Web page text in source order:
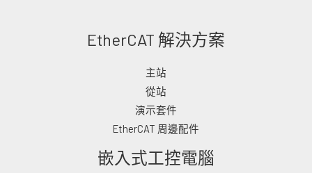
EtherCAT 解決方案
主站
從站
演示套件
EtherCAT 周邊配件
嵌入式工控電腦